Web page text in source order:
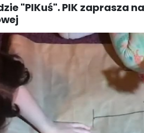
"PIKuś". PIK zaprasza